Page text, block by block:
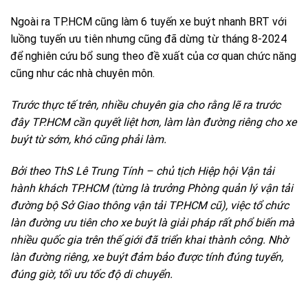
Ngoài ra TP.HCM cũng làm 6 tuyến xe buýt nhanh BRT với
luồng tuyến ưu tiên nhưng cũng đã dừng từ tháng 8-2024
để nghiên cứu bổ sung theo đề xuất của cơ quan chức năng
cũng như các nhà chuyên môn.
Trước thực tế trên, nhiều chuyên gia cho rằng lẽ ra trước
đây TP.HCM cần quyết liệt hơn, làm làn đường riêng cho xe
buýt từ sớm, khó cũng phải làm.
Bởi theo ThS Lê Trung Tính – chủ tịch Hiệp hội Vận tải
hành khách TP.HCM (từng là trưởng Phòng quản lý vận tải
đường bộ Sở Giao thông vận tải TP.HCM cũ), việc tổ chức
làn đường ưu tiên cho xe buýt là giải pháp rất phổ biến mà
nhiều quốc gia trên thế giới đã triển khai thành công. Nhờ
làn đường riêng, xe buýt đảm bảo được tính đúng tuyến,
đúng giờ, tối ưu tốc độ di chuyển.